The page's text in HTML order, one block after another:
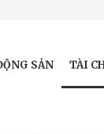
SẢN TÀI